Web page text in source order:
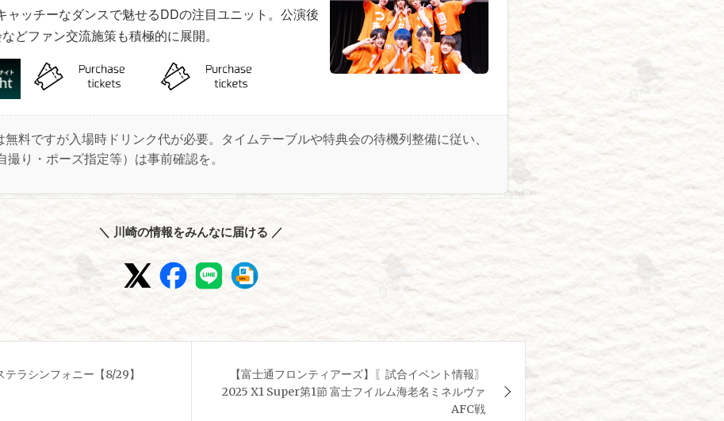
ャッチーなダンスで魅せるDDの注目ユニット。公演後
どファン交流施策も積極的に展開。
無料ですが入場時ドリンク代が必要。タイムテーブルや特典会の待機列整備に従い、
り・ポーズ指定等）は事前確認を。
＼ 川崎の情報をみんなに届ける ／
ラシンフォニー【8/29】
【富士通フロンティアーズ】〖試合イベント情報〗
2025 X1 Super第1節 富士フイルム海老名ミネルヴァ
AFC戦